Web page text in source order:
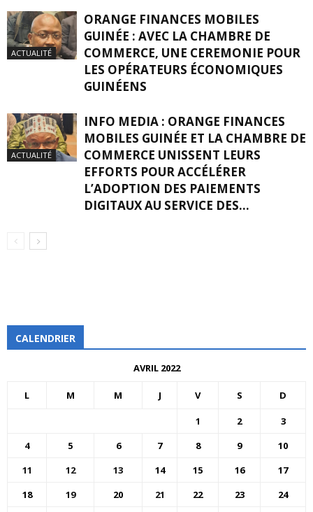
ACTUALITÉ
ORANGE FINANCES MOBILES
GUINÉE : AVEC LA CHAMBRE DE
COMMERCE, UNE CEREMONIE POUR
LES OPÉRATEURS ÉCONOMIQUES
GUINÉENS
ACTUALITÉ
INFO MEDIA : ORANGE FINANCES
MOBILES GUINÉE ET LA CHAMBRE DE
COMMERCE UNISSENT LEURS
EFFORTS POUR ACCÉLÉRER
L’ADOPTION DES PAIEMENTS
DIGITAUX AU SERVICE DES...
CALENDRIER
AVRIL 2022
L M M J V S D
1 2
3
4
5 6 7 8 9
10
11
12 13 14 15 16
17
18
19 20 21 22 23
24